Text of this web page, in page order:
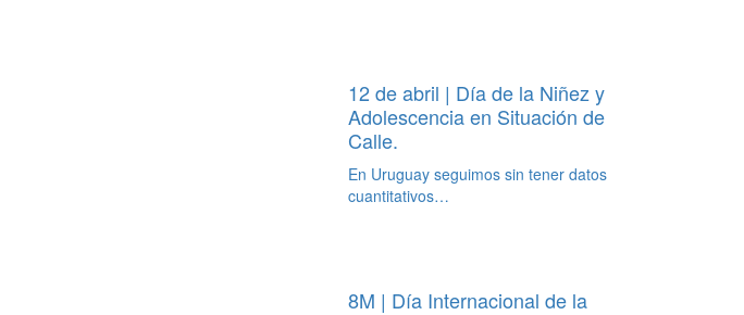
12 de abril | Día de la Niñez y
Adolescencia en Situación de
Calle.
En Uruguay seguimos sin tener datos
cuantitativos…
8M | Día Internacional de la